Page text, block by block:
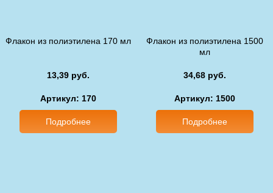
Флакон из полиэтилена 170 мл
13,39 руб.
Артикул: 170
Подробнее
Флакон из полиэтилена 1500
мл
34,68 руб.
Артикул: 1500
Подробнее